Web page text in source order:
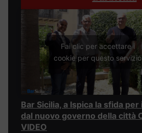
Fai clic per accettare i
cookie per questo servizio
Bar Sicilia, a Ispica la sfida
dal nuovo governo della città
VIDEO